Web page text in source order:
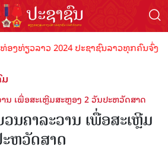
ງທ່ຽວລາວ 2024 ປະຊາຊົນລາວທຸກຄົນຈົ່ງ
ນ ເພື່ອສະເຫຼີມສະຫຼອງ 2 ວັນປະຫວັດສາດ
ນຄາລະວານ ເພື່ອສະເຫຼີມ
ຫວັດສາດ